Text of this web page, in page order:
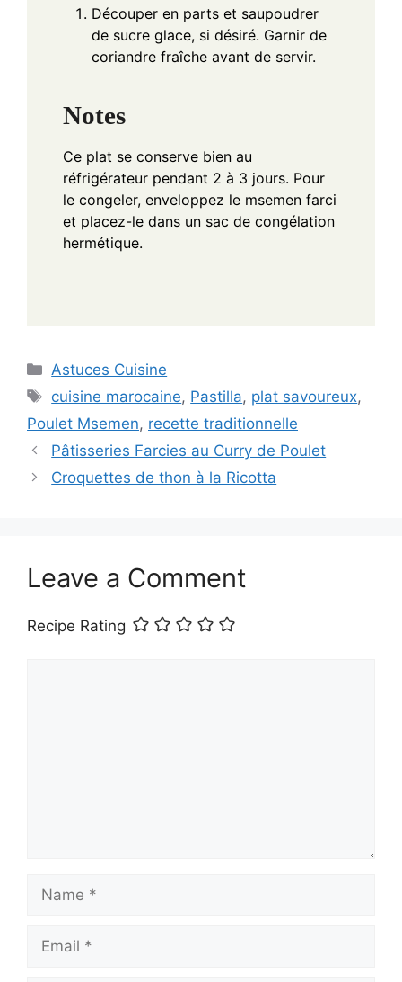
Découper en parts et saupoudrer
de sucre glace, si désiré. Garnir de
coriandre fraîche avant de servir.
Notes
Ce plat se conserve bien au
réfrigérateur pendant 2 à 3 jours. Pour
le congeler, enveloppez le msemen farci
et placez-le dans un sac de congélation
hermétique.
Categories
Astuces Cuisine
Tags
cuisine marocaine, Pastilla, plat savoureux,
Poulet Msemen, recette traditionnelle
Pâtisseries Farcies au Curry de Poulet
Croquettes de thon à la Ricotta
Leave a Comment
Recipe Rating